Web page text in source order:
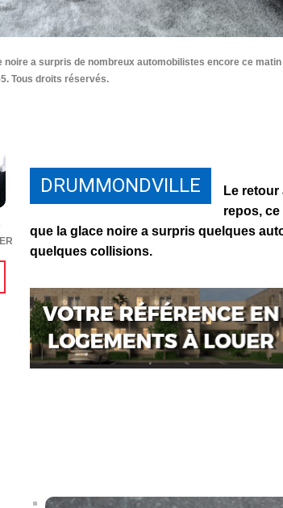
noire a surpris de nombreux automobilistes encore ce
Tous droits réservés.
DRUMMONDVILLE
Le retour
repos,
que la glace noire a surpris quelques
quelques collisions.